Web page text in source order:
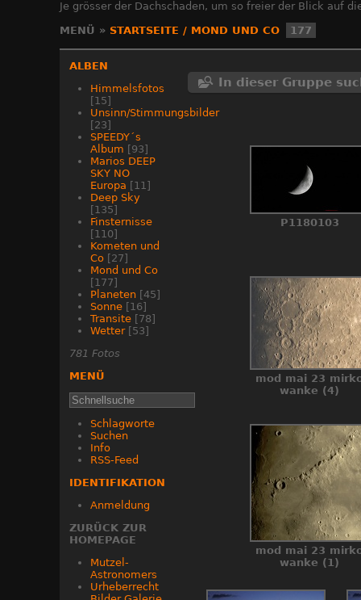
Je grösser der Dachschaden, um so freier der Blick auf
MENÜ » STARTSEITE / MOND UND CO 177
ALBEN
Himmelsfotos
[15]
Unsinn/Stimmungsbilder
[23]
SPEEDY´s
Album [93]
Marios DEEP
SKY NO
Europa [11]
Deep Sky
[135]
Finsternisse
[110]
Kometen und
Co [27]
Mond und Co
[177]
Planeten [45]
Sonne [16]
Transite [78]
Wetter [53]
781 Fotos
MENÜ
Schlagworte
Suchen
Info
RSS-Feed
IDENTIFIKATION
Anmeldung
ZURÜCK ZUR
HOMEPAGE
Mutzel-
Astronomers
Urheberrecht
In dieser Gruppe
P1180103
mod mai 23
wanke (4)
mod mai 23
wanke (1)